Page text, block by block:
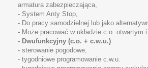
armatura zabezpieczająca,
- System Anty Stop,
- Do pracy samodzielnej lub jako
- Może pracować w układzie c.o. otwartym
- Dwufunkcyjny (c.o. + c.w.u.)
- sterowanie pogodowe,
- tygodniowe programowanie c.w.u.